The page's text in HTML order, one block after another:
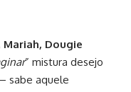
Mariah, Dougie
” mistura desejo
sabe aquele